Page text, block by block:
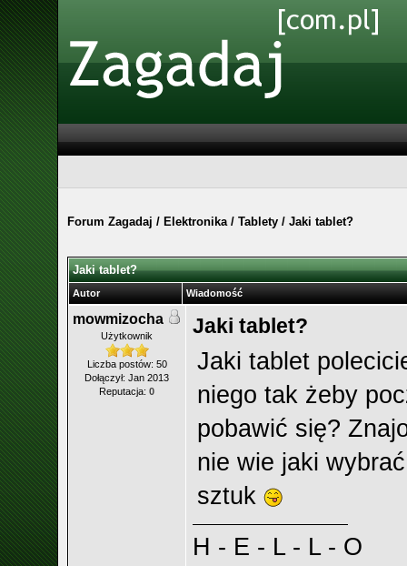
Forum Zagadaj / Elektronika / Tablety / Jaki tablet?
Jaki tablet?
Autor Wiadomość
mowmizocha
Użytkownik
Liczba postów: 50
Dołączył: Jan 2013
Reputacja: 0
Jaki tablet?
Jaki tablet
niego tak żeby
pobawić się?
nie wie jaki
sztuk
H - E - L - L - O